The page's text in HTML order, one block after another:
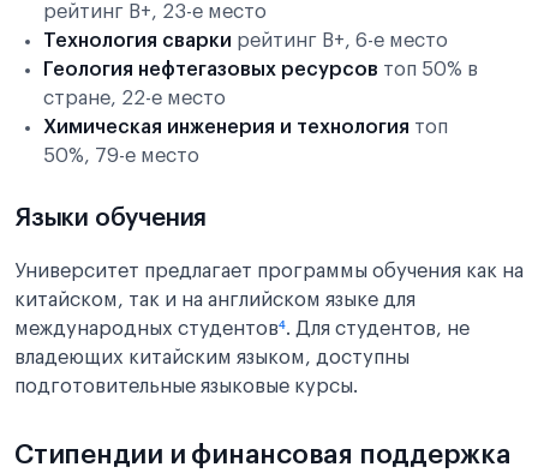
рейтинг B+, 23-е место
Технология сварки рейтинг B+, 6-е место
Геология нефтегазовых ресурсов топ 50% в
стране, 22-е место
Химическая инженерия и технология топ
50%, 79-е место
Языки обучения
Университет предлагает программы обучения как на
китайском, так и на английском языке для
международных студентов⁴. Для студентов, не
владеющих китайским языком, доступны
подготовительные языковые курсы.
Стипендии и финансовая поддержка